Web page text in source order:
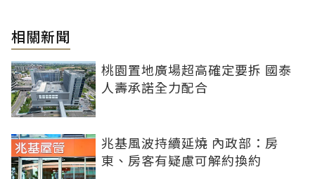
相關新聞
桃園置地廣場超高確定要拆 國泰
人壽承諾全力配合
兆基風波持續延燒 內政部：房
東、房客有疑慮可解約換約